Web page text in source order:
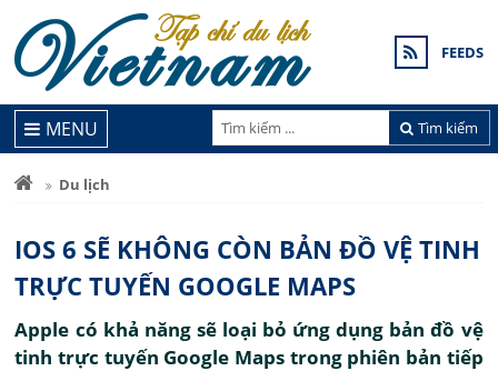
FEEDS
Tìm kiếm
MENU
Du lịch
IOS 6 SẼ KHÔNG CÒN BẢN ĐỒ VỆ TINH
TRỰC TUYẾN GOOGLE MAPS
Apple có khả năng sẽ loại bỏ ứng dụng bản đồ vệ
tinh trực tuyến Google Maps trong phiên bản tiếp